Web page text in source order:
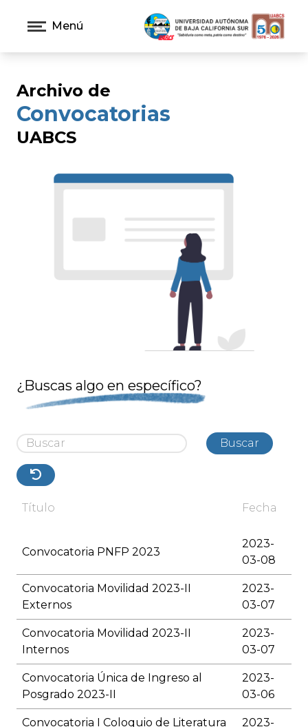
Menú
Archivo de
Convocatorias
UABCS
¿Buscas algo en específico?
Buscar
Título Fecha
Convocatoria PNFP 2023
2023-
03-08
Convocatoria Movilidad 2023-II
Externos
2023-
03-07
Convocatoria Movilidad 2023-II
Internos
2023-
03-07
Convocatoria Única de Ingreso al
Posgrado 2023-II
2023-
03-06
Convocatoria I Coloquio de Literatura
2023-